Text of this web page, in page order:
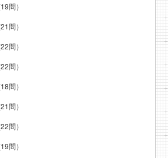
問）
問）
問）
問）
問）
問）
問）
問）